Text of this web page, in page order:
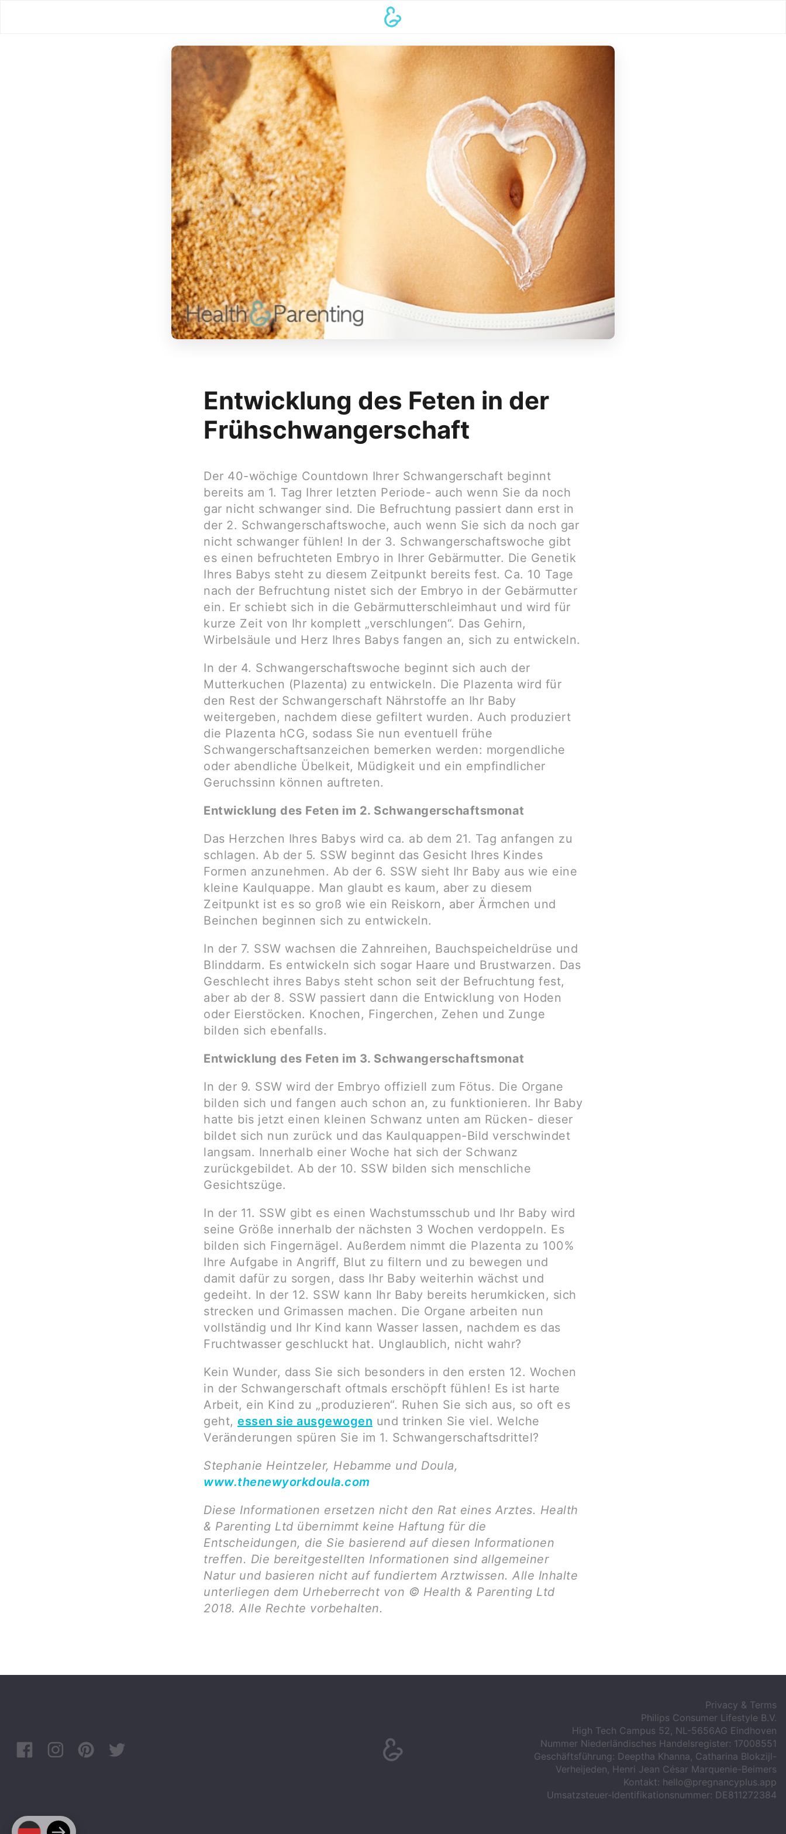
Entwicklung des Feten in der
Frühschwangerschaft
Der 40-wöchige Countdown Ihrer Schwangerschaft beginnt
bereits am 1. Tag Ihrer letzten Periode- auch wenn Sie da noch
gar nicht schwanger sind. Die Befruchtung passiert dann erst in
der 2. Schwangerschaftswoche, auch wenn Sie sich da noch gar
nicht schwanger fühlen! In der 3. Schwangerschaftswoche gibt
es einen befruchteten Embryo in Ihrer Gebärmutter. Die Genetik
Ihres Babys steht zu diesem Zeitpunkt bereits fest. Ca. 10 Tage
nach der Befruchtung nistet sich der Embryo in der Gebärmutter
ein. Er schiebt sich in die Gebärmutterschleimhaut und wird für
kurze Zeit von Ihr komplett „verschlungen“. Das Gehirn,
Wirbelsäule und Herz Ihres Babys fangen an, sich zu entwickeln.
In der 4. Schwangerschaftswoche beginnt sich auch der
Mutterkuchen (Plazenta) zu entwickeln. Die Plazenta wird für
den Rest der Schwangerschaft Nährstoffe an Ihr Baby
weitergeben, nachdem diese gefiltert wurden. Auch produziert
die Plazenta hCG, sodass Sie nun eventuell frühe
Schwangerschaftsanzeichen bemerken werden: morgendliche
oder abendliche Übelkeit, Müdigkeit und ein empfindlicher
Geruchssinn können auftreten.
Entwicklung des Feten im 2. Schwangerschaftsmonat
Das Herzchen Ihres Babys wird ca. ab dem 21. Tag anfangen zu
schlagen. Ab der 5. SSW beginnt das Gesicht Ihres Kindes
Formen anzunehmen. Ab der 6. SSW sieht Ihr Baby aus wie eine
kleine Kaulquappe. Man glaubt es kaum, aber zu diesem
Zeitpunkt ist es so groß wie ein Reiskorn, aber Ärmchen und
Beinchen beginnen sich zu entwickeln.
In der 7. SSW wachsen die Zahnreihen, Bauchspeicheldrüse und
Blinddarm. Es entwickeln sich sogar Haare und Brustwarzen. Das
Geschlecht ihres Babys steht schon seit der Befruchtung fest,
aber ab der 8. SSW passiert dann die Entwicklung von Hoden
oder Eierstöcken. Knochen, Fingerchen, Zehen und Zunge
bilden sich ebenfalls.
Entwicklung des Feten im 3. Schwangerschaftsmonat
In der 9. SSW wird der Embryo offiziell zum Fötus. Die Organe
bilden sich und fangen auch schon an, zu funktionieren. Ihr Baby
hatte bis jetzt einen kleinen Schwanz unten am Rücken- dieser
bildet sich nun zurück und das Kaulquappen-Bild verschwindet
langsam. Innerhalb einer Woche hat sich der Schwanz
zurückgebildet. Ab der 10. SSW bilden sich menschliche
Gesichtszüge.
In der 11. SSW gibt es einen Wachstumsschub und Ihr Baby wird
seine Größe innerhalb der nächsten 3 Wochen verdoppeln. Es
bilden sich Fingernägel. Außerdem nimmt die Plazenta zu 100%
Ihre Aufgabe in Angriff, Blut zu filtern und zu bewegen und
damit dafür zu sorgen, dass Ihr Baby weiterhin wächst und
gedeiht. In der 12. SSW kann Ihr Baby bereits herumkicken, sich
strecken und Grimassen machen. Die Organe arbeiten nun
vollständig und Ihr Kind kann Wasser lassen, nachdem es das
Fruchtwasser geschluckt hat. Unglaublich, nicht wahr?
Kein Wunder, dass Sie sich besonders in den ersten 12. Wochen
in der Schwangerschaft oftmals erschöpft fühlen! Es ist harte
Arbeit, ein Kind zu „produzieren“. Ruhen Sie sich aus, so oft es
geht, essen sie ausgewogen und trinken Sie viel. Welche
Veränderungen spüren Sie im 1. Schwangerschaftsdrittel?
Stephanie Heintzeler, Hebamme und Doula,
www.thenewyorkdoula.com
Diese Informationen ersetzen nicht den Rat eines Arztes. Health
& Parenting Ltd übernimmt keine Haftung für die
Entscheidungen, die Sie basierend auf diesen Informationen
treffen. Die bereitgestellten Informationen sind allgemeiner
Natur und basieren nicht auf fundiertem Arztwissen. Alle Inhalte
unterliegen dem Urheberrecht von © Health & Parenting Ltd
2018. Alle Rechte vorbehalten.
Privacy & Terms
Philips Consumer Lifestyle B.V.
High Tech Campus 52, NL-5656AG Eindhoven
Nummer Niederländisches Handelsregister: 17008551
Geschäftsführung: Deeptha Khanna, Catharina Blokzijl-
Verheijeden, Henri Jean César Marquenie-Beimers
Kontakt: hello@pregnancyplus.app
Umsatzsteuer-Identifikationsnummer: DE811272384